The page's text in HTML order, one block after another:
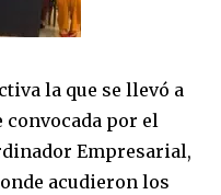
la que se llevó a
convocada por el
Empresarial,
acudieron los